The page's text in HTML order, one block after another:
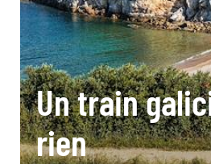
Un train
rien